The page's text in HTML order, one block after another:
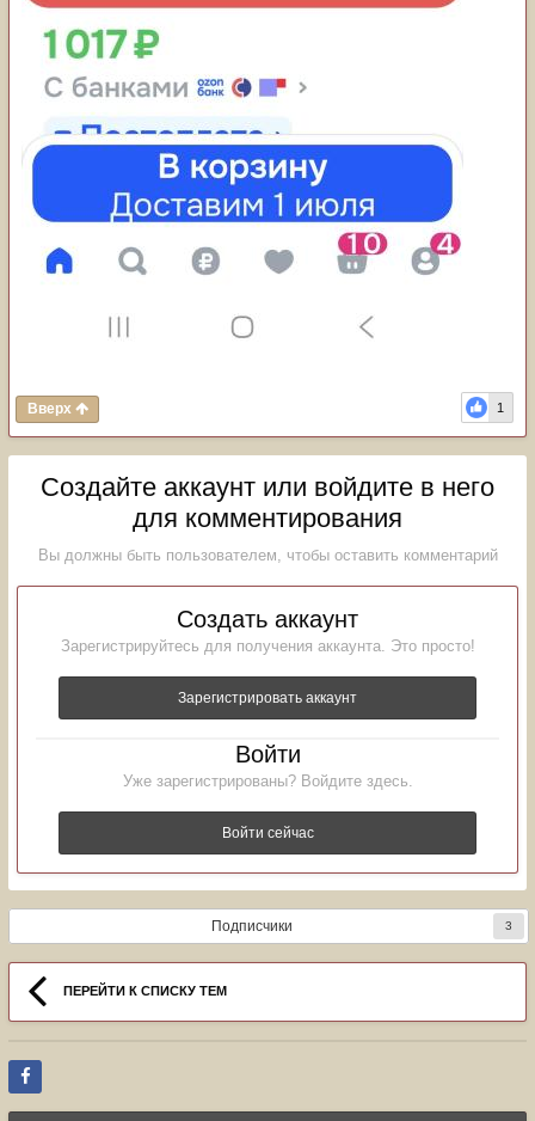
1
Вверх
Создайте аккаунт или войдите в него
для комментирования
Вы должны быть пользователем, чтобы оставить комментарий
Создать аккаунт
Зарегистрируйтесь для получения аккаунта. Это просто!
Зарегистрировать аккаунт
Войти
Уже зарегистрированы? Войдите здесь.
Войти сейчас
Подписчики 3
ПЕРЕЙТИ К СПИСКУ ТЕМ